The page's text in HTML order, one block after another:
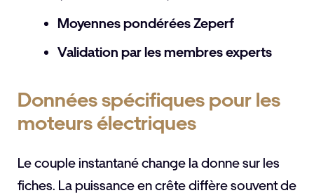
Moyennes pondérées Zeperf
Validation par les membres experts
Données spécifiques pour les
moteurs électriques
Le couple instantané change la donne sur les
fiches. La puissance en crête diffère souvent de